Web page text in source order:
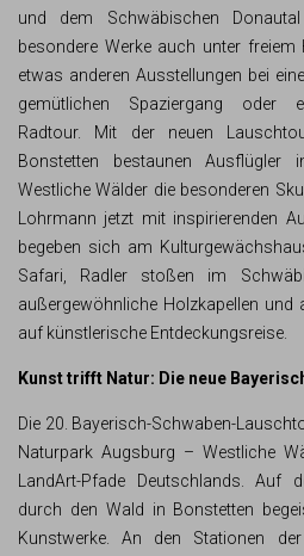
und dem Schwäbischen
besondere Werke auch unter
etwas anderen Ausstellungen bei
gemütlichen Spaziergang oder
Radtour. Mit der neuen
Bonstetten bestaunen
Westliche Wälder die besonderen
Lohrmann jetzt mit inspirierenden
begeben sich am
Safari, Radler stoßen im
außergewöhnliche Holzkapellen und
auf künstlerische Entdeckungsreise.
Kunst trifft Natur: Die neue
Die 20. Bayerisch-Schwaben-
Naturpark Augsburg – Westliche
LandArt-Pfade Deutschlands. Auf
durch den Wald in Bonstetten
Kunstwerke. An den Stationen